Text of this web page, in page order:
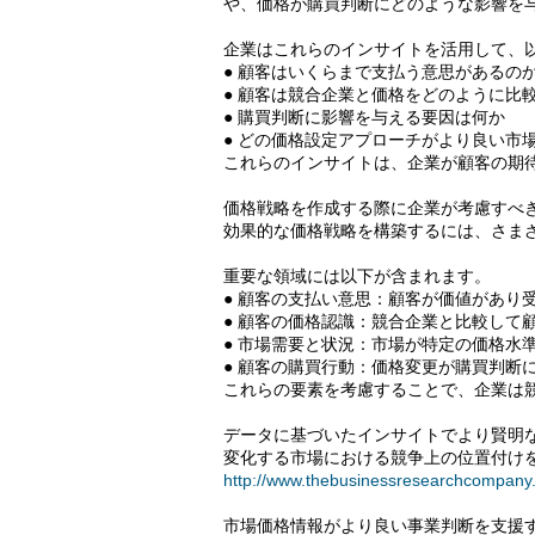
や、価格が購買判断にどのような影響を
企業はこれらのインサイトを活用して、
● 顧客はいくらまで支払う意思があるの
● 顧客は競合企業と価格をどのように比
● 購買判断に影響を与える要因は何か
● どの価格設定アプローチがより良い市
これらのインサイトは、企業が顧客の
価格戦略を作成する際に企業が考慮すべ
効果的な価格戦略を構築するには、さま
重要な領域には以下が含まれます。
● 顧客の支払い意思：顧客が価値があり
● 顧客の価格認識：競合企業と比較して
● 市場需要と状況：市場が特定の価格水
● 顧客の購買行動：価格変更が購買判断
これらの要素を考慮することで、企業
データに基づいたインサイトでより賢明
変化する市場における競争上の位置付け
http://
市場価格情報がより良い事業判断を支援